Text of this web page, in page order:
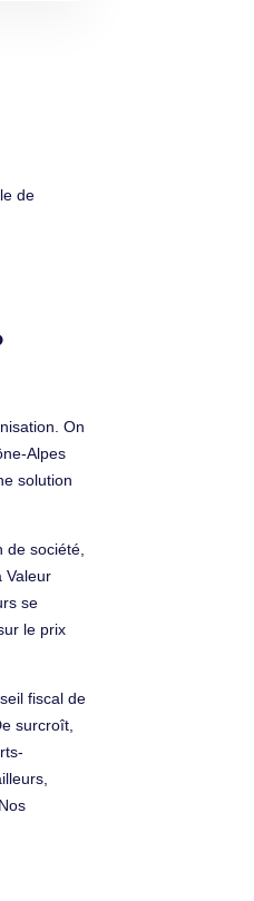
de
On
Alpes
solution
société,
Valeur
se
le prix
fiscal de
surcroît,